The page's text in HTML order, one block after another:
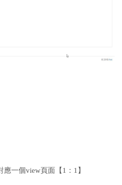
應一個view頁面【1：1】